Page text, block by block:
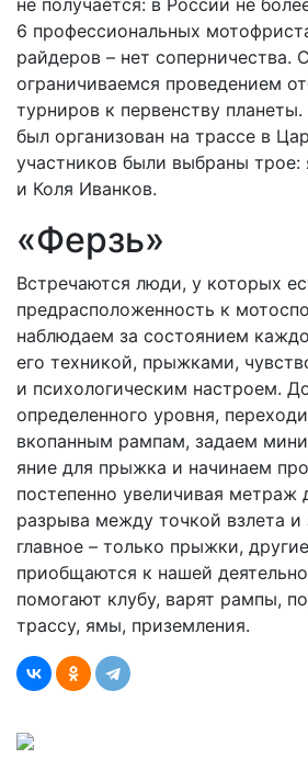
не получается: в России не
6 профессиональных
райдеров – нет соперничества.
ограничиваемся проведением
турниров к первенству
был организован на трассе в
участников были выбраны трое:
и Коля Иванков.
«Ферзь»
Встречаются люди, у которых
предрасположенность к
наблюдаем за состоянием
его техникой, прыжками,
и психологическим настроем.
определенного уровня,
вкопанным рампам, задаем
яние для прыжка и начинаем
постепенно увеличивая метраж
разрыва между точкой взлета
главное – только прыжки,
приобщаются к нашей
помогают клубу, варят рампы,
трассу, ямы, приземления.